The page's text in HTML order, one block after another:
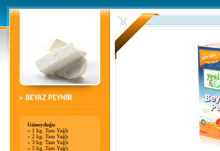
» BEYAZ PEYNİR
Güneydoğu
»1 kg. Tam Yağlı
»2 kg. Tam Yağlı
»3 kg. Tam Yağlı
»5 kg. Tam Yağlı